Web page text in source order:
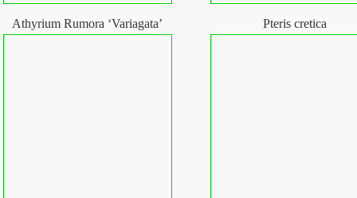
Athyrium Rumora ‘Variagata’ Pteris cretica